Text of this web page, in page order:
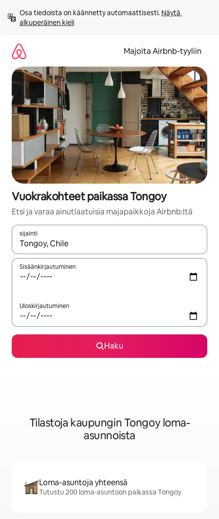
sisältö
väliin
Osa tiedoista on käännetty automaattisesti. Näytä
alkuperäinen kieli
Majoita Airbnb-tyyliin
Vuokrakohteet paikassa Tongoy
Etsi ja varaa ainutlaatuisia majapaikkoja Airbnb:ltä
sijainti
Kun tulokset ovat saatavilla, navigoi ylös- ja alas-
Sisäänkirjautuminen
Uloskirjautuminen
Haku
Tilastoja kaupungin Tongoy loma-
asunnoista
Loma-asuntoja yhteensä
Tutustu 200 loma-asuntoon paikassa Tongoy